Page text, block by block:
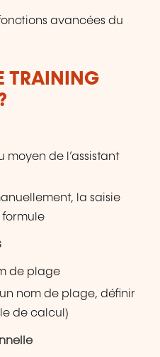
avancées du
TRAINING
moyen de l’assistant
la saisie
de plage
nom de plage, définir
de calcul)